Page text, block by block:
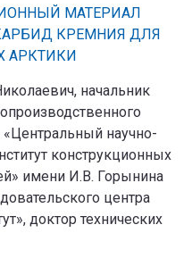
МАТЕРИАЛ
КРЕМНИЯ ДЛЯ
АРКТИКИ
начальник
научно-
конструкционных
имени И.В. Горынина
центра
доктор технических